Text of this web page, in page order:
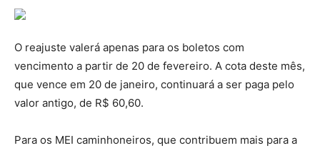
O reajuste valerá apenas para os boletos com
vencimento a partir de 20 de fevereiro. A cota deste mês,
que vence em 20 de janeiro, continuará a ser paga pelo
valor antigo, de R$ 60,60.
Para os MEI caminhoneiros, que contribuem mais para a